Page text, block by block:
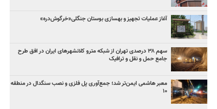
آغاز عملیات تجهیز و بهسازی بوستان جنگلی«خرگوش‌دره»
سهم ۳۸ درصدی تهران از شبکه مترو کلانشهرهای ایران در افق طرح
جامع حمل و نقل و ترافیک
معبر هاشمی ایمن‌تر شد؛ جمع‌آوری پل فلزی و نصب سنگدال در منطقه
۱۰